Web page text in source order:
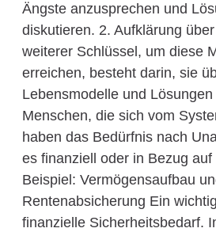
Ängste anzusprechen und
diskutieren. 2. Aufklärung
weiterer Schlüssel, um diese
erreichen, besteht darin, sie
Lebensmodelle und
Menschen, die sich vom
haben das Bedürfnis nach
es finanziell oder in Bezug
Beispiel: Vermögensaufbau
Rentenabsicherung Ein
finanzielle Sicherheitsbedarf.